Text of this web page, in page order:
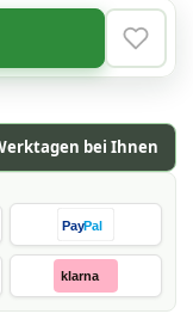
bei Ihnen
PayPal
klarna